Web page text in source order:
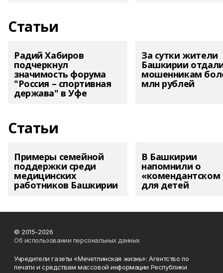
Статьи
Радий Хабиров
подчеркнул
значимость форума
"Россия – спортивная
держава" в Уфе
За сутки жители
Башкирии
мошенникам
млн рублей
Статьи
Примеры семейной
поддержки среди
медицинских
работников Башкирии
В Башкирии
напомнили о
«комендантском
для детей
© 2015-2026
Об использовании персональных данных
Учредители газеты «Мечетлинская жизнь»: Агентство по
печати и средствам массовой информации Республики